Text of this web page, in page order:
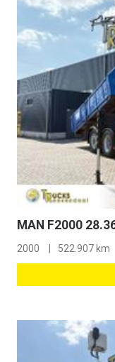
2000 522.907 km